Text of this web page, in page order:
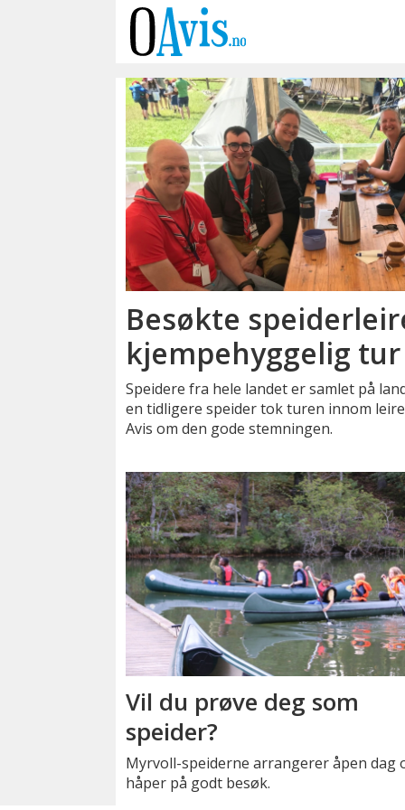
speidere
Besøkte
kjempehyggelig tur
Speidere fra hele landet er samlet på
en tidligere speider tok turen innom
Avis om den gode stemningen.
Vil du prøve deg som
speider?
Myrvoll-speiderne arrangerer åpen dag
håper på godt besøk.